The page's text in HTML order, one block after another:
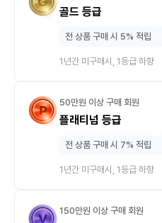
골드 등급
전 상품 구매 시 5% 적립
1년간 미구매시, 1등급 하향
50만원 이상 구매 회원
플래티넘 등급
전 상품 구매 시 7% 적립
1년간 미구매시, 1등급 하향
150만원 이상 구매 회원